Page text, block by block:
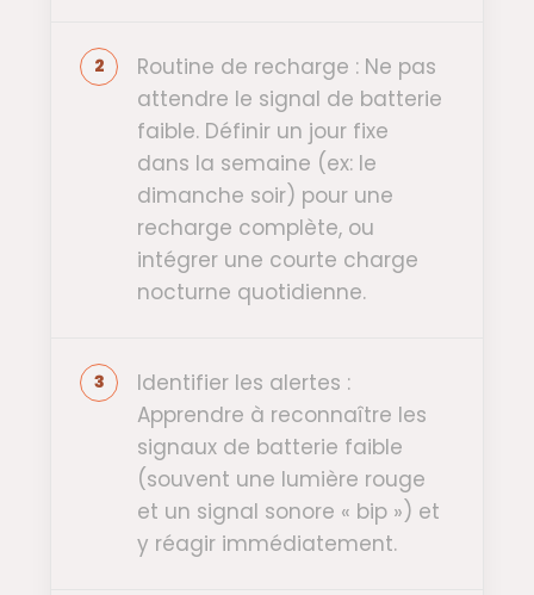
Routine de recharge : Ne pas
attendre le signal de batterie
faible. Définir un jour fixe
dans la semaine (ex: le
dimanche soir) pour une
recharge complète, ou
intégrer une courte charge
nocturne quotidienne.
Identifier les alertes :
Apprendre à reconnaître les
signaux de batterie faible
(souvent une lumière rouge
et un signal sonore « bip ») et
y réagir immédiatement.